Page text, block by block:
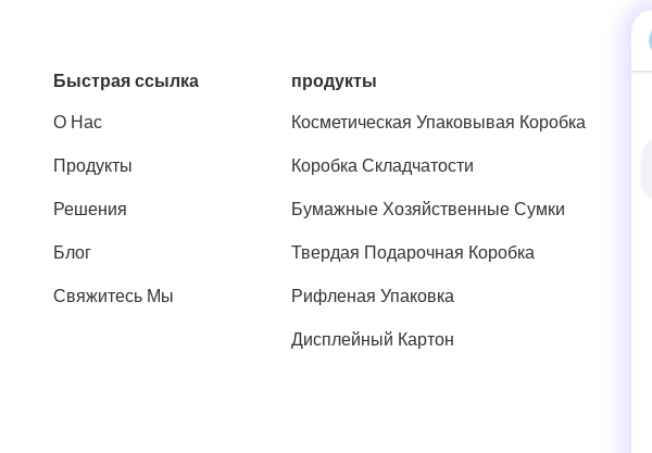
Быстрая ссылка
О Нас
Продукты
Решения
Блог
Свяжитесь Мы
продукты
Косметическая Упаковывая Коробка
Коробка Складчатости
Бумажные Хозяйственные Сумки
Твердая Подарочная Коробка
Рифленая Упаковка
Дисплейный Картон